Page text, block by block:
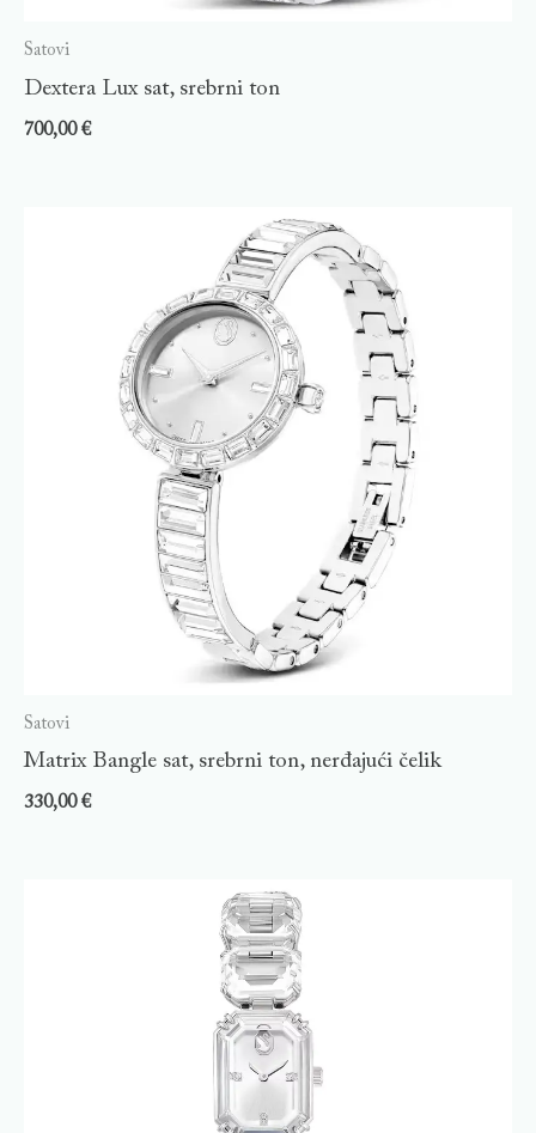
Satovi
Dextera Lux sat, srebrni ton
700,00€
Satovi
Matrix Bangle sat, srebrni ton, nerđajući čelik
330,00€